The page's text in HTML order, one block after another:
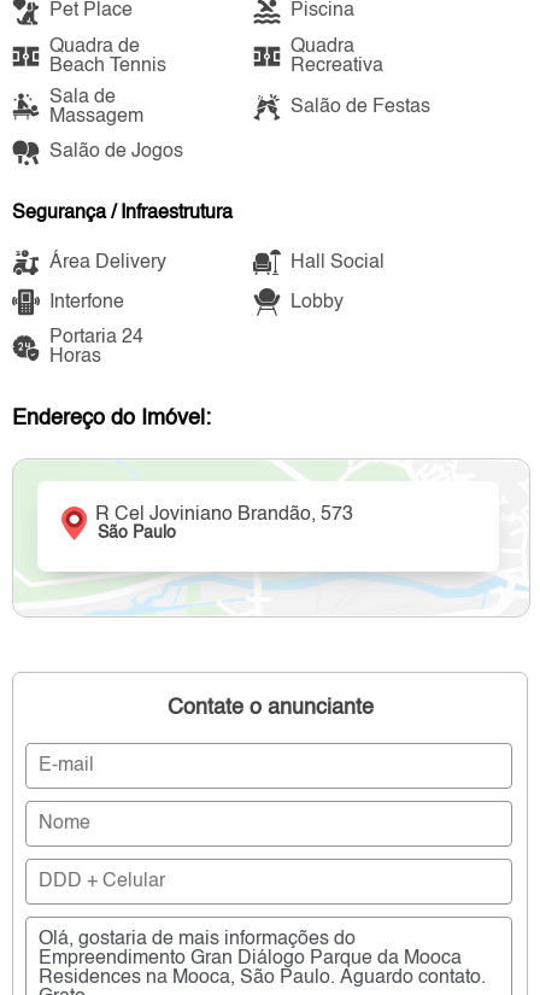
Pet Place
Piscina
Quadra de
Beach Tennis
Quadra
Recreativa
Sala de
Massagem
Salão de Festas
Salão de Jogos
Segurança / Infraestrutura
Área Delivery Hall Social
Interfone
Lobby
Portaria 24
Horas
Endereço do Imóvel:
R Cel Joviniano Brandão, 573
São Paulo
Contate o anunciante